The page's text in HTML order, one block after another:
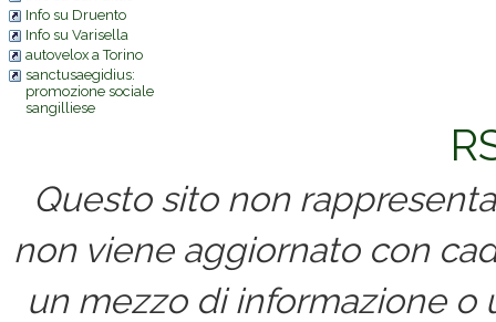
Info su Druento
Info su Varisella
autovelox a Torino
sanctusaegidius:
promozione sociale
sangilliese
Questo sito non
non viene aggiornato con
un mezzo di informazione